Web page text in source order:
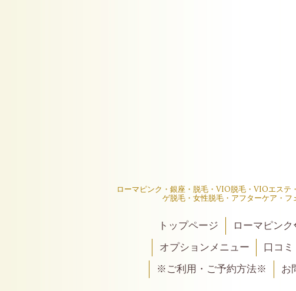
ローマピンク・銀座・脱毛・VIO脱毛・VIOエステ
ゲ脱毛・女性脱毛・アフターケア・
トップページ ローマピン
オプションメニュー
口コミ
※ご利用・ご予約方法※
お